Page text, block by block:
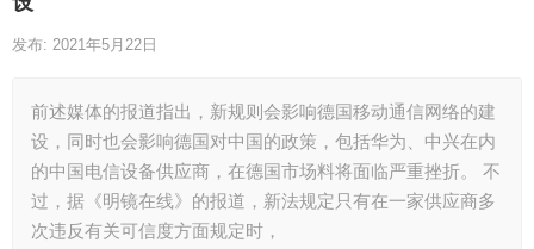
发布: 2021年5月22日
前述媒体的报道指出，新规则会影响德国移动通信网络的建
设，同时也会影响德国对中国的政策，包括华为、中兴在内
的中国电信设备供应商，在德国市场料将面临严重挫折。 不
过，据《明镜在线》的报道，新法规定只有在一家供应商多
次违反有关可信度方面规定时，